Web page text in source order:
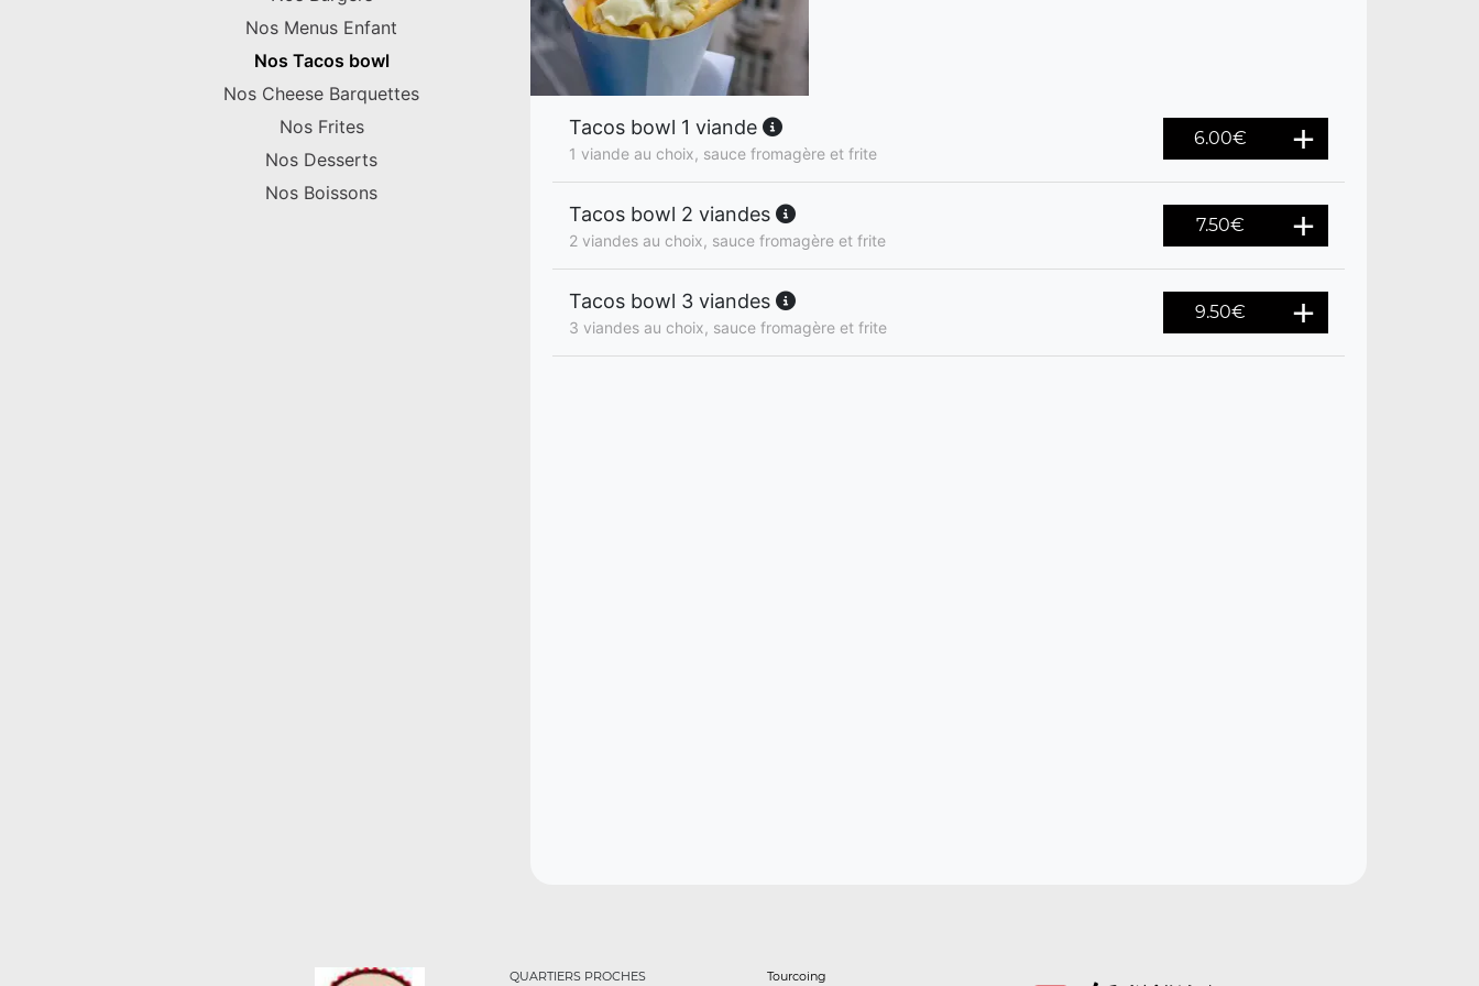
Nos Menus Enfant
Nos Tacos bowl
Nos Cheese Barquettes
Nos Frites
Nos Desserts
Nos Boissons
Tacos bowl 1 viande
1 viande au choix, sauce fromagère et frite
6.00€
Tacos bowl 2 viandes
2 viandes au choix, sauce fromagère et frite
7.50€
Tacos bowl 3 viandes
3 viandes au choix, sauce fromagère et frite
9.50€
QUARTIERS PROCHES Tourcoing